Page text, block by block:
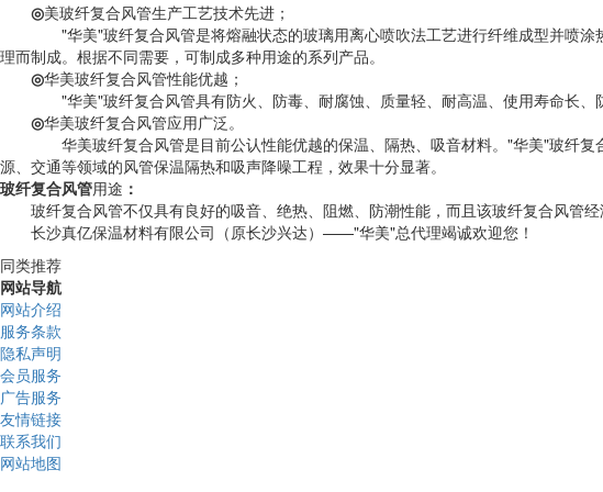
◎美玻纤复合风管生产工艺技术先进；
"华美"玻纤复合风管是将熔融状态的玻璃用离心喷吹法工艺进行纤维成型并喷涂
理而制成。根据不同需要，可制成多种用途的系列产品。
◎华美玻纤复合风管性能优越；
"华美"玻纤复合风管具有防火、防毒、耐腐蚀、质量轻、耐高温、使用寿命长、防
◎华美玻纤复合风管应用广泛。
华美玻纤复合风管是目前公认性能优越的保温、隔热、吸音材料。"华美"玻纤复
源、交通等领域的风管保温隔热和吸声降噪工程，效果十分显著。
玻纤复合风管用途 ：
玻纤复合风管不仅具有良好的吸音、绝热、阻燃、防潮性能，而且该玻纤复合风管经
长沙真亿保温材料有限公司（原长沙兴达）——"华美"总代理竭诚欢迎您！
同类推荐
网站导航
网站介绍
服务条款
隐私声明
会员服务
广告服务
友情链接
联系我们
网站地图